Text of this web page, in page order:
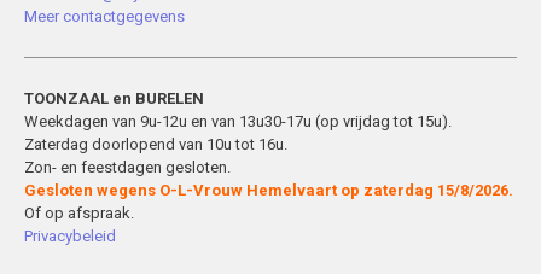
Meer contactgegevens
TOONZAAL en BURELEN
Weekdagen van 9u-12u en van 13u30-17u (op vrijdag tot 15u).
Zaterdag doorlopend van 10u tot 16u.
Zon- en feestdagen gesloten.
Gesloten wegens O-L-Vrouw Hemelvaart op zaterdag 15/8/2026.
Of op afspraak.
Privacybeleid